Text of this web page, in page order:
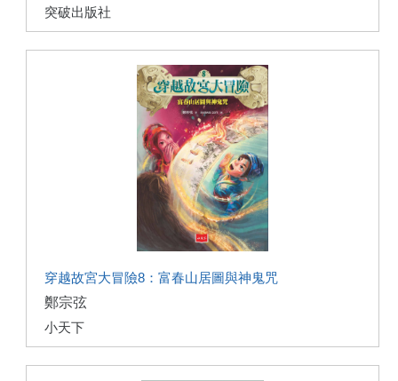
突破出版社
穿越故宮大冒險8：富春山居圖與神鬼咒
鄭宗弦
小天下